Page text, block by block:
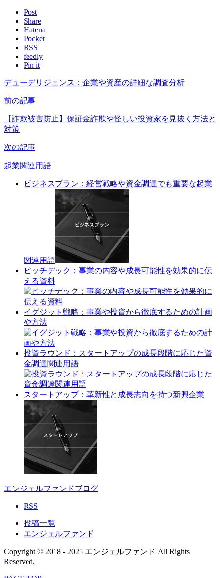
Post
Share
Hatena
Pocket
RSS
feedly
Pin it
デューデリジェンス：企業や資産の詳細な調査分析
前の記事
【詐欺被害防止】保証金詐欺や怪しい投資家を見抜く方法と
対策
次の記事
起業関連用語
ビジネスプラン：経営戦略や資金調達でも重要な起業
関連用語
ピッチデック：事業の内容や成長可能性を効果的に伝
える資料
イグジット戦略：事業や投資から徹底するための計画
や方法
投資ラウンド：スタートアップの成長段階に応じた資
金調達関連用語
スタートアップ：革新性と成長志向を持つ新興企業
エンジェルファンドブログ
RSS
投稿一覧
エンジェルファンド
Copyright © 2018 - 2025 エンジェルファンド All Rights
Reserved.